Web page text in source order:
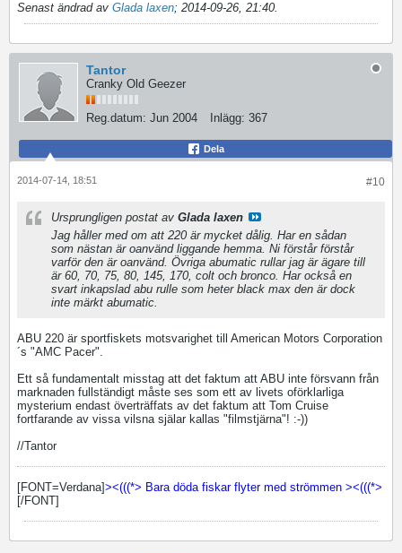
Senast ändrad av Glada laxen; 2014-09-26, 21:40.
Tantor
Cranky Old Geezer
Reg.datum: Jun 2004 Inlägg: 367
Dela
#10
2014-07-14, 18:51
Ursprungligen postat av Glada laxen
Jag håller med om att 220 är mycket dålig. Har en sådan
som nästan är oanvänd liggande hemma. Ni förstår förstår
varför den är oanvänd. Övriga abumatic rullar jag är ägare till
är 60, 70, 75, 80, 145, 170, colt och bronco. Har också en
svart inkapslad abu rulle som heter black max den är dock
inte märkt abumatic.
ABU 220 är sportfiskets motsvarighet till American Motors Corporation
´s "AMC Pacer".
Ett så fundamentalt misstag att det faktum att ABU inte försvann från
marknaden fullständigt måste ses som ett av livets oförklarliga
mysterium endast överträffats av det faktum att Tom Cruise
fortfarande av vissa vilsna själar kallas "filmstjärna"! :-))
//Tantor
[FONT=Verdana]><(((*> Bara döda fiskar flyter med strömmen ><(((*>
[/FONT]